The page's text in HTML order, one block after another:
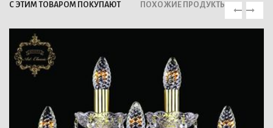
С ЭТИМ ТОВАРОМ ПОКУПАЮТ ПОХОЖИЕ ПРОДУКТЫ